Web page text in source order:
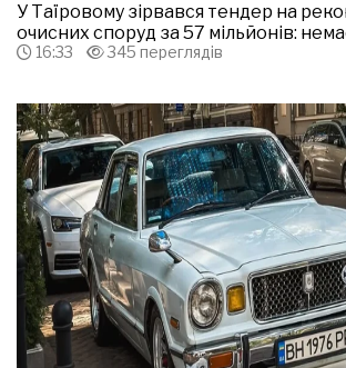
У Таїровому зірвався тендер на
очисних споруд за 57 мільйонів:
16:33 345 переглядів